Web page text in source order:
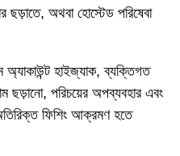
ছড়াতে, অথবা হোস্টেড পরিষেবা
অ্যাকাউন্ট হাইজ্যাক, ব্যক্তিগত
ছড়ানো, পরিচয়ের অপব্যবহার এবং
ফিশিং আক্রমণ হতে